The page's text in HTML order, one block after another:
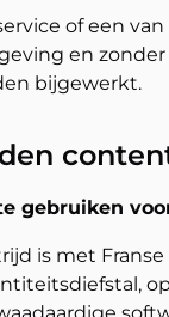
of een
en
bijgewerkt.
gebruiken
is met